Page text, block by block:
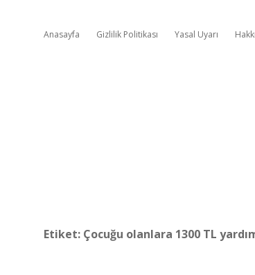
Anasayfa Gizlilik Politikası Yasal Uyarı
Etiket: Çocuğu olanlara 1300 TL